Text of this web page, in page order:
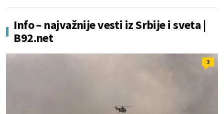
Info – najvažnije vesti iz Srbije i sveta |
B92.net
3